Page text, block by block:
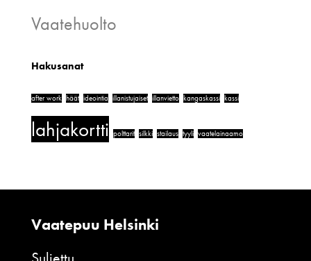
Vaatehuolto
Hakusanat
after work häät ideointia illanistujaiset illanvietto kangaskassi kassi
lahjakortti polttarit silkki stailaus tyyli vaatelainaamo
Vaatepuu Helsinki